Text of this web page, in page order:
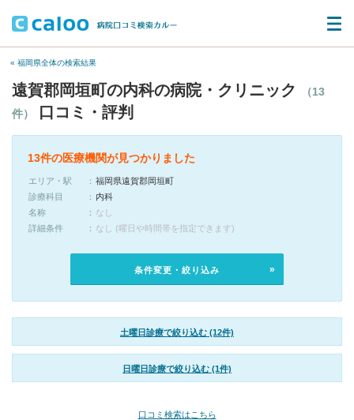
« 福岡県全体の検索結果
遠賀郡岡垣町の内科の病院・クリニック
（13
件）
口コミ・評判
13件の医療機関が見つかりました
エリア・駅
福岡県遠賀郡岡垣町
診療科目
内科
名称
なし
詳細条件
なし (曜日や時間帯を指定できます)
条件変更・絞り込み
土曜日診療で絞り込む (12件)
日曜日診療で絞り込む (1件)
口コミ検索はこちら